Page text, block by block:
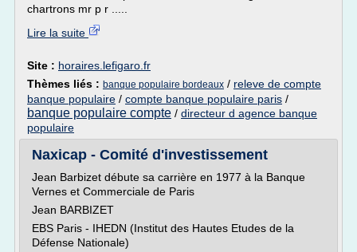
chartrons mr p r .....
Lire la suite
Site : horaires.lefigaro.fr
Thèmes liés : banque populaire bordeaux / releve de compte
banque populaire / compte banque populaire paris /
banque populaire compte / directeur d agence banque
populaire
Naxicap - Comité d'investissement
Jean Barbizet débute sa carrière en 1977 à la Banque
Vernes et Commerciale de Paris
Jean BARBIZET
EBS Paris - IHEDN (Institut des Hautes Etudes de la
Défense Nationale)